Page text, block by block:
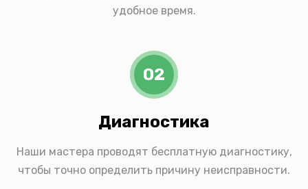
удобное время.
02
Диагностика
Наши мастера проводят бесплатную диагностику,
чтобы точно определить причину неисправности.